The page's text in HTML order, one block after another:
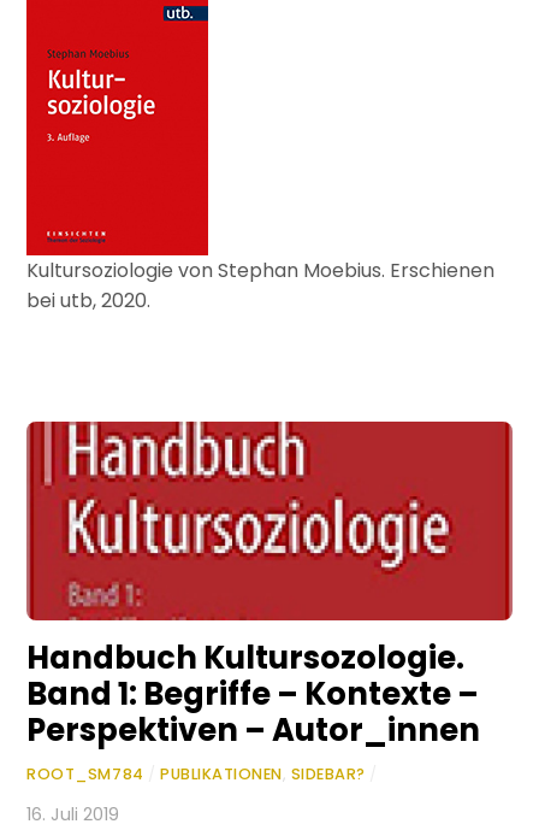
Kultursoziologie von Stephan Moebius. Erschienen
bei utb, 2020.
Handbuch Kultursozologie.
Band 1: Begriffe – Kontexte –
Perspektiven – Autor_innen
ROOT_SM784 PUBLIKATIONEN, SIDEBAR?
16. Juli 2019